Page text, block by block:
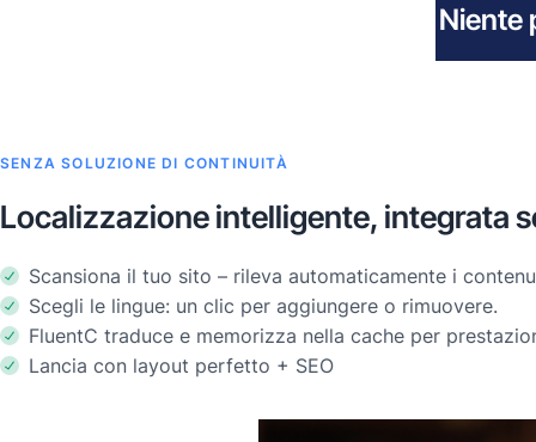
Niente
SENZA SOLUZIONE DI CONTINUITÀ
Localizzazione intelligente, integrata
Scansiona il tuo sito – rileva automaticamente i
Scegli le lingue: un clic per aggiungere o rimuovere.
FluentC traduce e memorizza nella cache per
Lancia con layout perfetto + SEO